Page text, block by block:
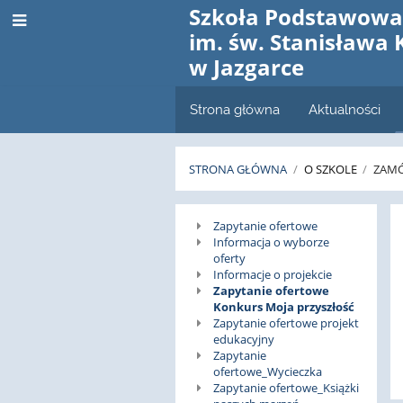
Szkoła Podstawowa
im. św. Stanisława
w Jazgarce
Strona główna Aktualności
STRONA GŁÓWNA / O SZKOLE /
Zamówienia
publiczne
Zapytanie ofertowe
Informacja o wyborze
oferty
Informacje o projekcie
Zapytanie ofertowe
Konkurs Moja przyszłość
Zapytanie ofertowe projekt
edukacyjny
Zapytanie
ofertowe_Wycieczka
Zapytanie ofertowe_Książki